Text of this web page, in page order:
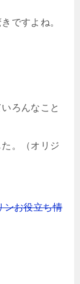
ですよね。
いろんなこと
。（オリジ
ンお役立ち情